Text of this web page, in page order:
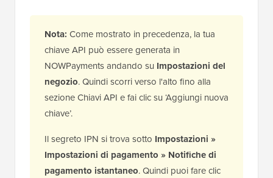
Nota: Come mostrato in precedenza, la tua
chiave API può essere generata in
NOWPayments andando su Impostazioni del
negozio. Quindi scorri verso l'alto fino alla
sezione Chiavi API e fai clic su ‘Aggiungi nuova
chiave’.
Il segreto IPN si trova sotto Impostazioni »
Impostazioni di pagamento » Notifiche di
pagamento istantaneo. Quindi puoi fare clic